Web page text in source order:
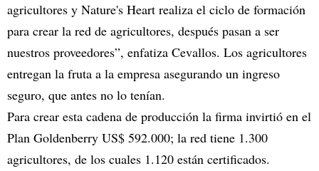
agricultores y Nature's Heart realiza el ciclo de formación
para crear la red de agricultores, después pasan a ser
nuestros proveedores”, enfatiza Cevallos. Los agricultores
entregan la fruta a la empresa asegurando un ingreso
seguro, que antes no lo tenían.
Para crear esta cadena de producción la firma invirtió en el
Plan Goldenberry US$ 592.000; la red tiene 1.300
agricultores, de los cuales 1.120 están certificados.